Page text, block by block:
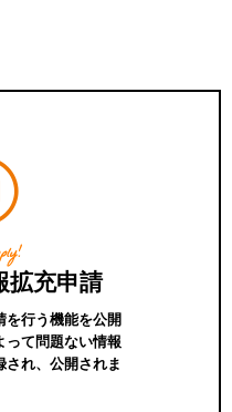
拡充申請
を行う機能を公開
って問題ない情報
され、公開されま